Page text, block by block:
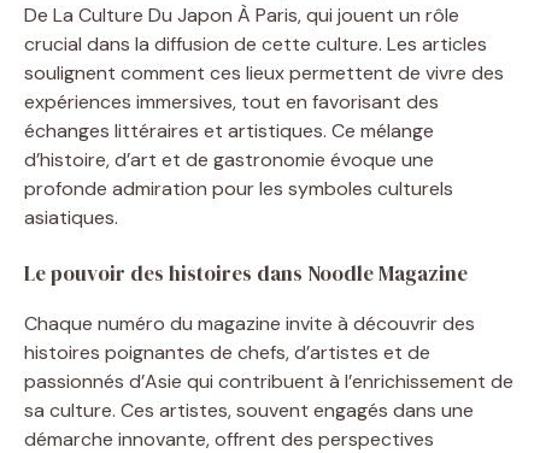
De La Culture Du Japon À Paris, qui jouent un rôle
crucial dans la diffusion de cette culture. Les articles
soulignent comment ces lieux permettent de vivre des
expériences immersives, tout en favorisant des
échanges littéraires et artistiques. Ce mélange
d’histoire, d’art et de gastronomie évoque une
profonde admiration pour les symboles culturels
asiatiques.
Le pouvoir des histoires dans Noodle Magazine
Chaque numéro du magazine invite à découvrir des
histoires poignantes de chefs, d’artistes et de
passionnés d’Asie qui contribuent à l’enrichissement de
sa culture. Ces artistes, souvent engagés dans une
démarche innovante, offrent des perspectives